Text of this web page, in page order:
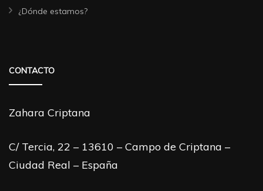
¿Dónde estamos?
CONTACTO
Zahara Criptana
C/ Tercia, 22 – 13610 – Campo de Criptana –
Ciudad Real – España